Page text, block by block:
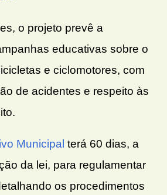
o projeto prevê a
educativas sobre o
e ciclomotores, com
de acidentes e respeito às
Municipal terá 60 dias, a
da lei, para regulamentar
os procedimentos